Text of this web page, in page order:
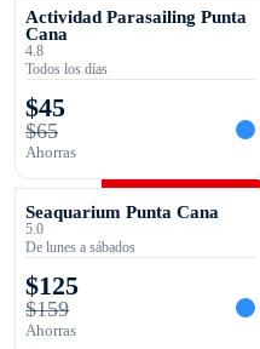
OFERTA TEMPORAL
Actividad Parasailing Punta
Cana
4.8
Todos los días
$45
$65
Ahorras
Seaquarium Punta Cana
5.0
De lunes a sábados
$125
$159
Ahorras